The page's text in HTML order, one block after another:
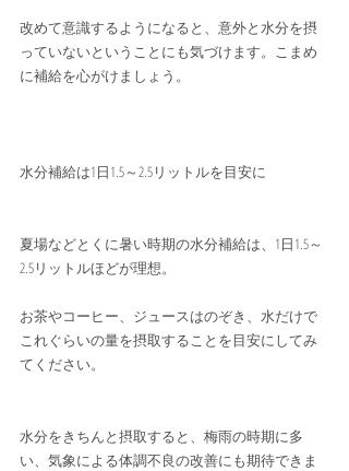
改めて意識するようになると、意外と水分を摂
っていないということにも気づけます。こまめ
に補給を心がけましょう。
水分補給は1日1.5～2.5リットルを目安に
夏場などとくに暑い時期の水分補給は、1日1.5～
2.5リットルほどが理想。
お茶やコーヒー、ジュースはのぞき、水だけで
これぐらいの量を摂取することを目安にしてみ
てください。
水分をきちんと摂取すると、梅雨の時期に多
い、気象による体調不良の改善にも期待できま